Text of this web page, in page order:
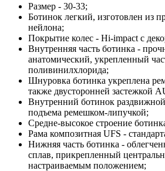
Размер - 30-33;
Ботинок легкий, изготовлен из
нейлона;
Покрытие колес - Hi-impact с
Внутренняя часть ботинка -
анатомический, укрепленный
поливинилхлорида;
Шнуровка ботинка укреплена
также двусторонней застежкой
Внутренний ботинок
подъема ремешком-липучкой;
Средне-высокое строение
Рама композитная UFS -
Нижняя часть ботинка -
сплав, прикрепленный
настраиваемым положением;